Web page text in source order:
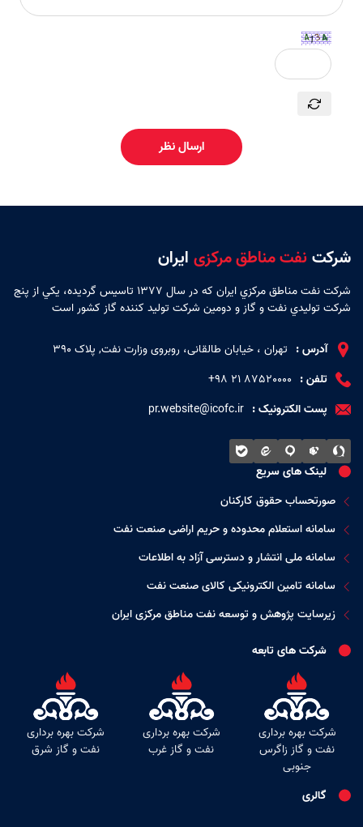
ارسال نظر
شرکتنفت مناطق مرکزی ایران
شركت نفت مناطق مركزي ايران كه در سال 1377 تاسيس گرديده، يكي از پنج
شركت توليدي نفت و گاز و دومين شركت توليد كننده گاز كشور است
آدرس : تهران ، خیابان طالقانی، روبروی وزارت نفت, پلاک 390
تلفن : 87520000 ۲۱ ۹۸+
پست الکترونیک : pr.website@icofc.ir
لینک های سریع
صورتحساب حقوق کارکنان
سامانه استعلام محدوده و حریم اراضی صنعت نفت
سامانه ملی انتشار و دسترسی آزاد به اطلاعات
سامانه تامین الکترونیکی کالای صنعت نفت
زیرسایت پژوهش و توسعه نفت مناطق مرکزی ایران
شرکت های تابعه
شرکت بهره برداری
نفت و گاز زاگرس
جنوبی
شرکت بهره برداری
نفت و گاز غرب
شرکت بهره برداری
نفت و گاز شرق
گالری